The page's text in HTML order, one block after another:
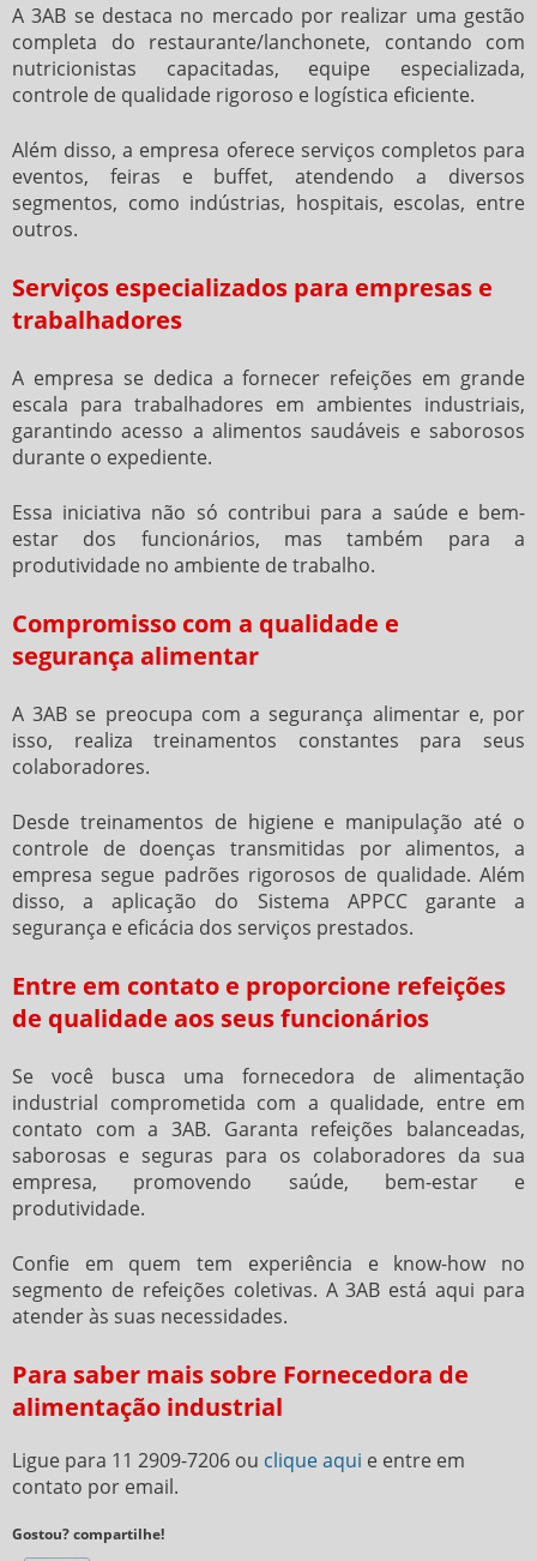
A 3AB se destaca no mercado por realizar uma gestão
completa do restaurante/lanchonete, contando com
nutricionistas capacitadas, equipe especializada,
controle de qualidade rigoroso e logística eficiente.
Além disso, a empresa oferece serviços completos para
eventos, feiras e buffet, atendendo a diversos
segmentos, como indústrias, hospitais, escolas, entre
outros.
Serviços especializados para empresas e
trabalhadores
A empresa se dedica a fornecer refeições em grande
escala para trabalhadores em ambientes industriais,
garantindo acesso a alimentos saudáveis e saborosos
durante o expediente.
Essa iniciativa não só contribui para a saúde e bem-
estar dos funcionários, mas também para a
produtividade no ambiente de trabalho.
Compromisso com a qualidade e
segurança alimentar
A 3AB se preocupa com a segurança alimentar e, por
isso, realiza treinamentos constantes para seus
colaboradores.
Desde treinamentos de higiene e manipulação até o
controle de doenças transmitidas por alimentos, a
empresa segue padrões rigorosos de qualidade. Além
disso, a aplicação do Sistema APPCC garante a
segurança e eficácia dos serviços prestados.
Entre em contato e proporcione refeições
de qualidade aos seus funcionários
Se você busca uma fornecedora de alimentação
industrial comprometida com a qualidade, entre em
contato com a 3AB. Garanta refeições balanceadas,
saborosas e seguras para os colaboradores da sua
empresa, promovendo saúde, bem-estar e
produtividade.
Confie em quem tem experiência e know-how no
segmento de refeições coletivas. A 3AB está aqui para
atender às suas necessidades.
Para saber mais sobre Fornecedora de
alimentação industrial
Ligue para 11 2909-7206 ou clique aqui e entre em
contato por email.
Gostou? compartilhe!